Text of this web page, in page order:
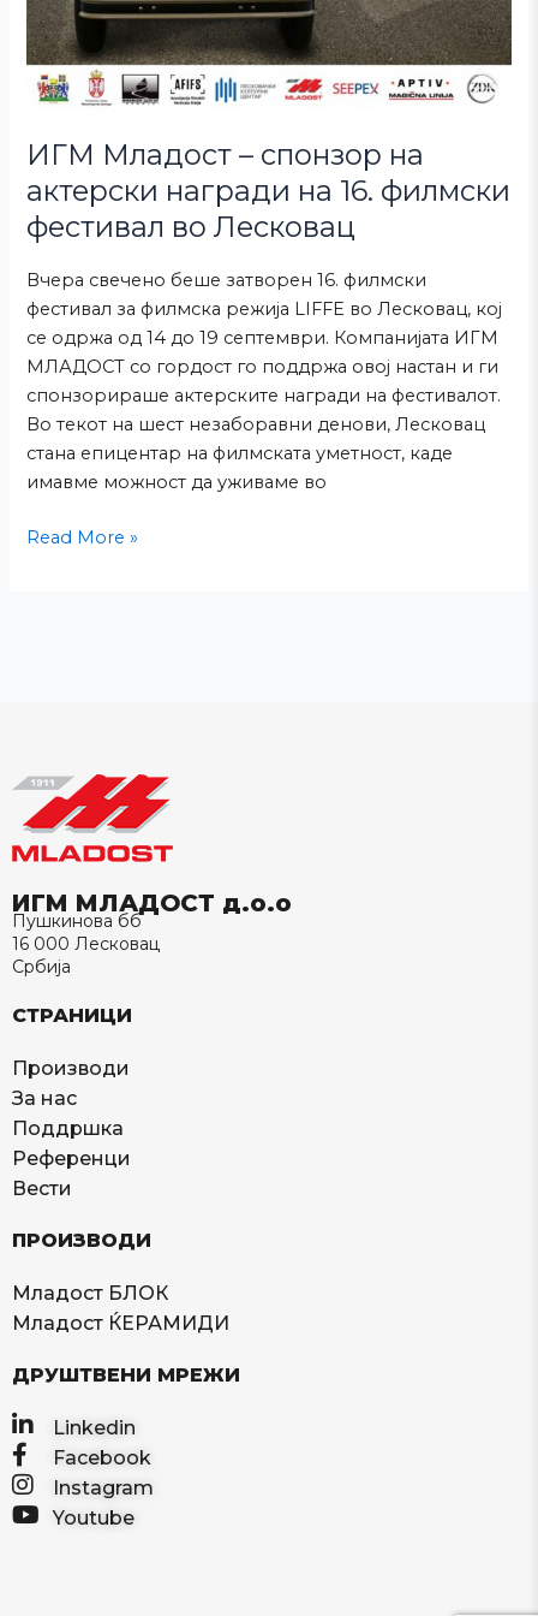
ИГМ Младост – спонзор на
актерски награди на 16. филмски
фестивал во Лесковац
Вчера свечено беше затворен 16. филмски
фестивал за филмска режија LIFFE во Лесковац, кој
се одржа од 14 до 19 септември. Компанијата ИГМ
МЛАДОСТ со гордост го поддржа овој настан и ги
спонзорираше актерските награди на фестивалот.
Во текот на шест незаборавни денови, Лесковац
стана епицентар на филмската уметност, каде
имавме можност да уживаме во
Read More »
ИГМ МЛАДОСТ д.о.о
Пушкинова бб
16 000 Лесковац
Србија
СТРАНИЦИ
Производи
За нас
Поддршка
Референци
Вести
ПРОИЗВОДИ
Младост БЛОК
Младост ЌЕРАМИДИ
ДРУШТВЕНИ МРЕЖИ
Linkedin
Facebook
Instagram
Youtube